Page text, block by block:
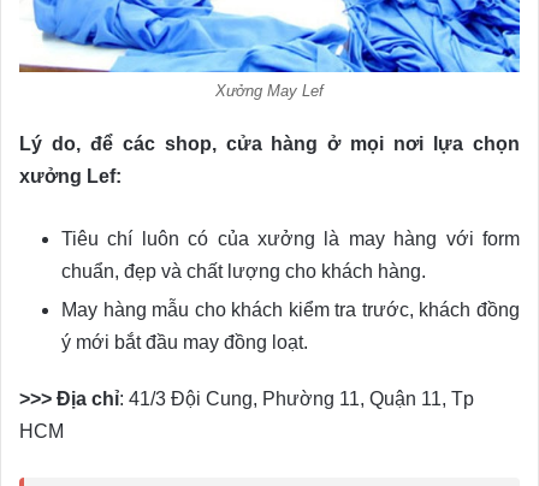
Xưởng May Lef
Lý do, để các shop, cửa hàng ở mọi nơi lựa chọn
xưởng Lef:
Tiêu chí luôn có của xưởng là may hàng với form
chuẩn, đẹp và chất lượng cho khách hàng.
May hàng mẫu cho khách kiểm tra trước, khách đồng
ý mới bắt đầu may đồng loạt.
>>> Địa chỉ: 41/3 Đội Cung, Phường 11, Quận 11, Tp
HCM